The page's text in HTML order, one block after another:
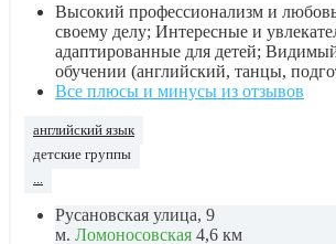
Высокий профессионализм и
своему делу; Интересные и
адаптированные для детей;
обучении (английский, танцы,
Все плюсы и минусы из отзывов
английский язык
детские группы
Русановская улица, 9
м. Ломоносовская 4,6 км